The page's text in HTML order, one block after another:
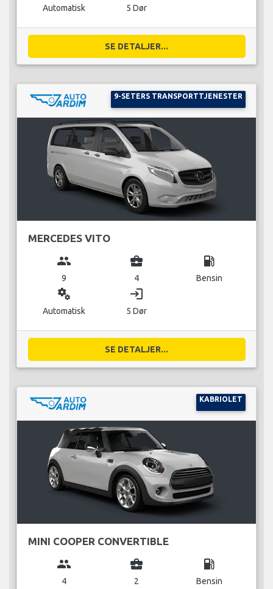
Automatisk 5 Dør
SE DETALJER...
9-SETERS TRANSPORTTJENESTER
MERCEDES VITO
group
9
business_center
4
local_gas_station
Bensin
miscellaneous_services
Automatisk
login
5 Dør
SE DETALJER...
KABRIOLET
MINI COOPER CONVERTIBLE
group
4
business_center
2
local_gas_station
Bensin